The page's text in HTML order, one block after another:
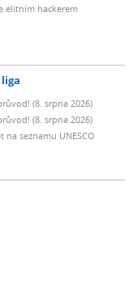
elitním hackerem
(8. srpna 2026)
(8. srpna 2026)
seznamu UNESCO